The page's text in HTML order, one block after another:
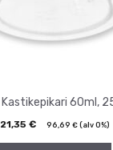
Kastikepikari 60ml,
€ 96,69 €(alv 0%)